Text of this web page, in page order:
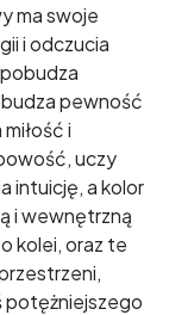
ma swoje
i odczucia
pewność
i
uczy
intuicję, a kolor
i wewnętrzną
kolei, oraz te
potężniejszego